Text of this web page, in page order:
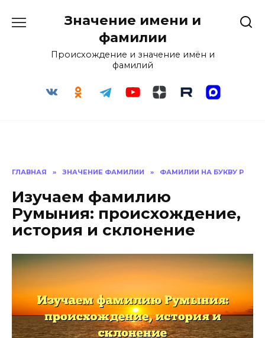
Значение имени и
фамилии
Происхождение и значение имён и
фамилий
ГЛАВНАЯ » ЗНАЧЕНИЕ ФАМИЛИИ » ФАМИЛИИ НА БУКВУ Р
Изучаем фамилию
Румыния: происхождение,
история и склонение